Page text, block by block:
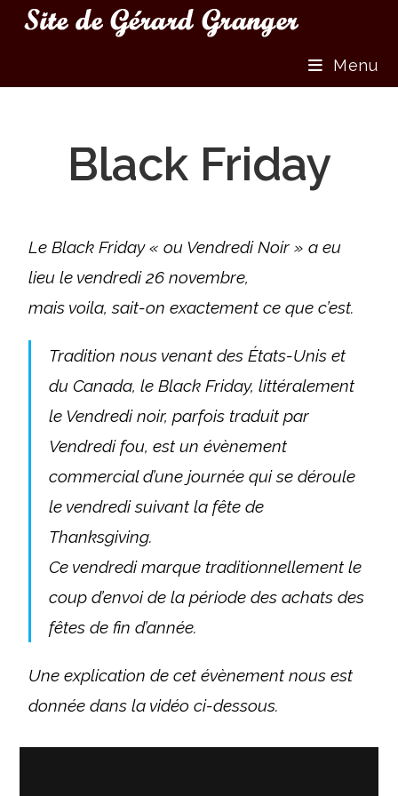
Menu
Black Friday
Le Black Friday « ou Vendredi Noir » a eu
lieu le vendredi 26 novembre,
mais voila, sait-on exactement ce que c’est.
Tradition nous venant des États-Unis et
du Canada, le Black Friday, littéralement
le Vendredi noir, parfois traduit par
Vendredi fou, est un évènement
commercial d’une journée qui se déroule
le vendredi suivant la fête de
Thanksgiving.
Ce vendredi marque traditionnellement le
coup d’envoi de la période des achats des
fêtes de fin d’année.
Une explication de cet évènement nous est
donnée dans la vidéo ci-dessous.